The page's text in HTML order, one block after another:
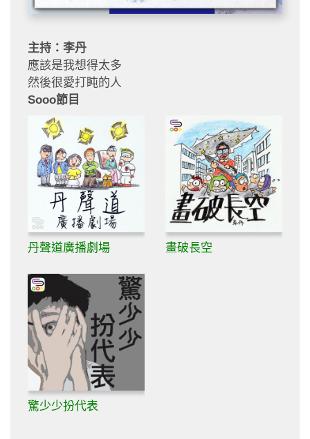
主持：李丹
應該是我想得太多
然後很愛打盹的人
Sooo節目
丹聲道廣播劇場 畫破長空
驚少少扮代表